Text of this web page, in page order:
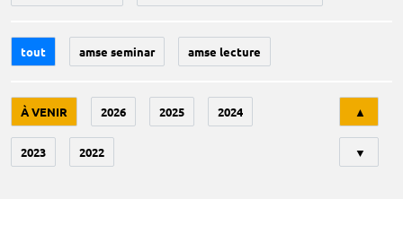
tout amse seminar amse lecture
À VENIR 2026 2025 2024
2023 2022
▲
▼